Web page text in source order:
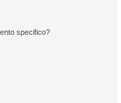
specifico?